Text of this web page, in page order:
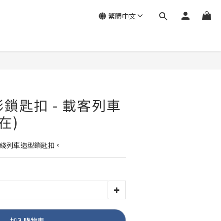
繁體中文
匙扣 - 載客列車
)
列車造型鎖匙扣。